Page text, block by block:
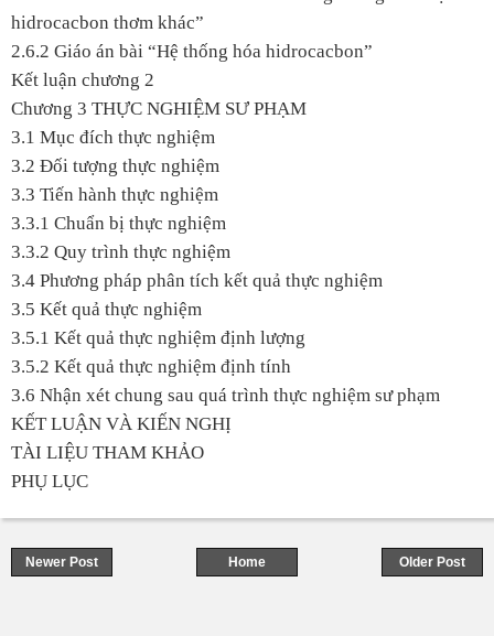
hidrocacbon thơm khác”
2.6.2 Giáo án bài “Hệ thống hóa hidrocacbon”
Kết luận chương 2
Chương 3 THỰC NGHIỆM SƯ PHẠM
3.1 Mục đích thực nghiệm
3.2 Đối tượng thực nghiệm
3.3 Tiến hành thực nghiệm
3.3.1 Chuẩn bị thực nghiệm
3.3.2 Quy trình thực nghiệm
3.4 Phương pháp phân tích kết quả thực nghiệm
3.5 Kết quả thực nghiệm
3.5.1 Kết quả thực nghiệm định lượng
3.5.2 Kết quả thực nghiệm định tính
3.6 Nhận xét chung sau quá trình thực nghiệm sư phạm
KẾT LUẬN VÀ KIẾN NGHỊ
TÀI LIỆU THAM KHẢO
PHỤ LỤC
Newer Post Older Post
Home